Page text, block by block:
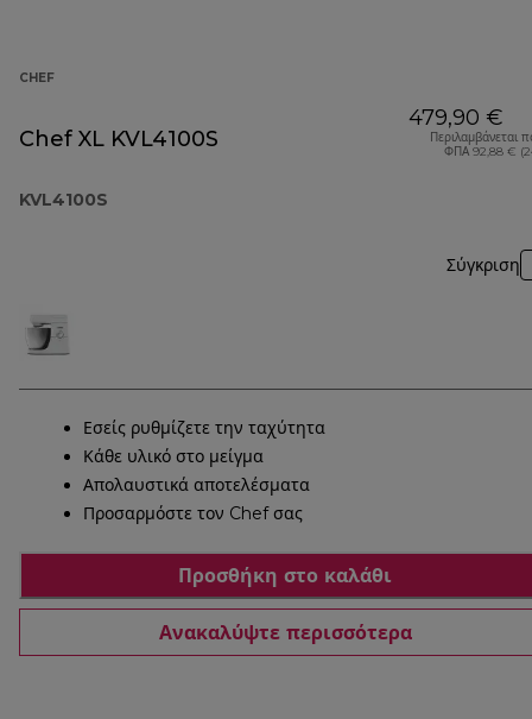
CHEF
Chef XL KVL4100S
KVL4100S
479,90 €
Περιλαμβάνεται
ΦΠΑ 92,88 €
Σύγκριση
Εσείς ρυθμίζετε την ταχύτητα
Κάθε υλικό στο μείγμα
Απολαυστικά αποτελέσματα
Προσαρμόστε τον Chef σας
Προσθήκη στο καλάθι
Ανακαλύψτε περισσότερα